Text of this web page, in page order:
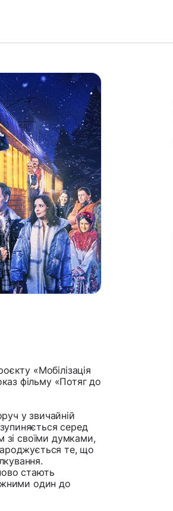
«Мобілізація
фільму «Потяг до
у звичайній
серед
зі своїми думками,
те, що
стають
один до